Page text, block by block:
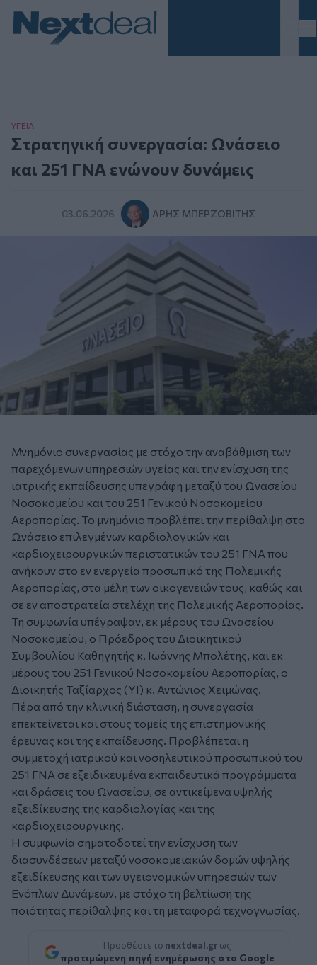
ΥΓΕΙΑ
Στρατηγική συνεργασία: Ωνάσειο
και 251 ΓΝΑ ενώνουν δυνάμεις
03.06.2026 ΆΡΗΣ ΜΠΕΡΖΟΒΊΤΗΣ
Μνημόνιο συνεργασίας με στόχο την αναβάθμιση των
παρεχόμενων υπηρεσιών υγείας και την ενίσχυση της
ιατρικής εκπαίδευσης υπεγράφη μεταξύ του Ωνασείου
Νοσοκομείου και του 251 Γενικού Νοσοκομείου
Αεροπορίας. Το μνημόνιο προβλέπει την περίθαλψη στο
Ωνάσειο επιλεγμένων καρδιολογικών και
καρδιοχειρουργικών περιστατικών του 251 ΓΝΑ που
ανήκουν στο εν ενεργεία προσωπικό της Πολεμικής
Αεροπορίας, στα μέλη των οικογενειών τους, καθώς και
σε εν αποστρατεία στελέχη της Πολεμικής Αεροπορίας.
Τη συμφωνία υπέγραψαν, εκ μέρους του Ωνασείου
Νοσοκομείου, ο Πρόεδρος του Διοικητικού
Συμβουλίου Καθηγητής κ. Ιωάννης Μπολέτης, και εκ
μέρους του 251 Γενικού Νοσοκομείου Αεροπορίας, ο
Διοικητής Ταξίαρχος (ΥΙ) κ. Αντώνιος Χειμώνας.
Πέρα από την κλινική διάσταση, η συνεργασία
επεκτείνεται και στους τομείς της επιστημονικής
έρευνας και της εκπαίδευσης. Προβλέπεται η
συμμετοχή ιατρικού και νοσηλευτικού προσωπικού του
251 ΓΝΑ σε εξειδικευμένα εκπαιδευτικά προγράμματα
και δράσεις του Ωνασείου, σε αντικείμενα υψηλής
εξειδίκευσης της καρδιολογίας και της
καρδιοχειρουργικής.
Η συμφωνία σηματοδοτεί την ενίσχυση των
διασυνδέσεων μεταξύ νοσοκομειακών δομών υψηλής
εξειδίκευσης και των υγειονομικών υπηρεσιών των
Ενόπλων Δυνάμεων, με στόχο τη βελτίωση της
ποιότητας περίθαλψης και τη μεταφορά τεχνογνωσίας.
Προσθέστε το nextdeal.gr ως
προτιμώμενη πηγή ενημέρωσης στο Google